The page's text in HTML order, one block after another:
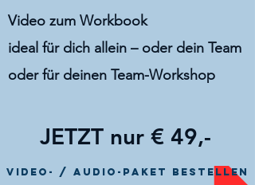
Video zum Workbook
ideal für dich allein – oder dein Team
oder für deinen Team-Workshop
JETZT nur € 49,-
VIDEO- / AUDIO-Paket bestellen